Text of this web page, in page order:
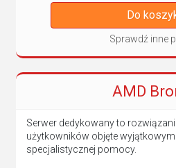
Do
Sprawdź inne
AMD
Serwer dedykowany to
użytkowników objęte
specjalistycznej pomocy.